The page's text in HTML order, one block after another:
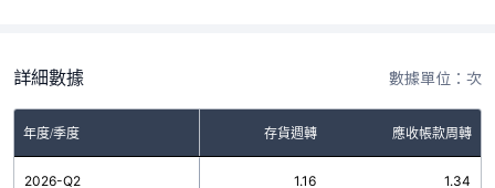
詳細數據 數據單位：次
年度/季度 存貨週轉 應收帳款周轉
2026-Q2 1.16 1.34